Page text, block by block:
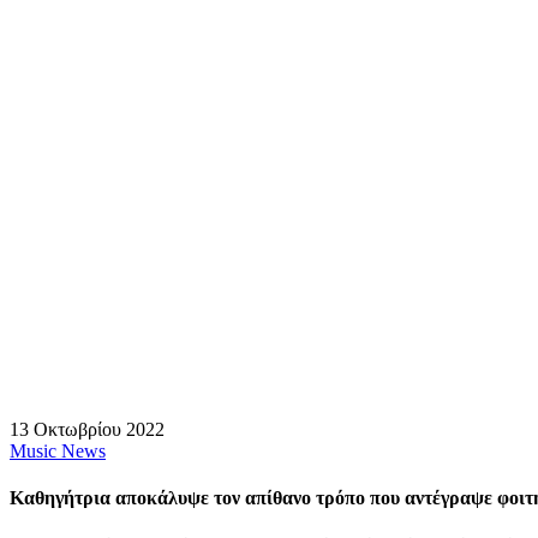
13 Οκτωβρίου 2022
Music News
Καθηγήτρια αποκάλυψε τον απίθανο τρόπο που αντέγραψε